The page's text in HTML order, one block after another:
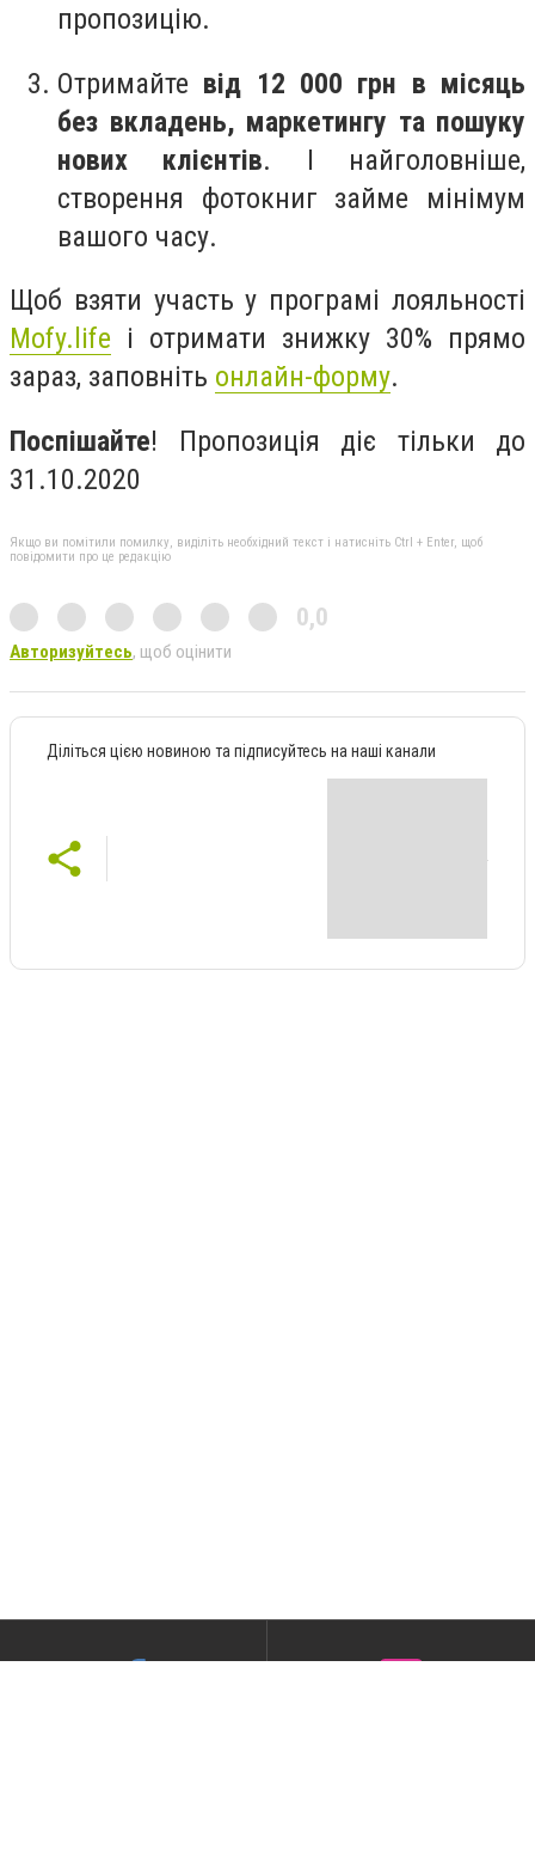
пропозицію.
Отримайте від 12 000 грн в місяць
без вкладень, маркетингу та пошуку
нових клієнтів. І найголовніше,
створення фотокниг займе мінімум
вашого часу.
Щоб взяти участь у програмі лояльності
Mofy.life і отримати знижку 30% прямо
зараз, заповніть онлайн-форму.
Поспішайте! Пропозиція діє тільки до
31.10.2020
Якщо ви помітили помилку, виділіть необхідний текст і натисніть Ctrl + Enter, щоб
повідомити про це редакцію
0,0
Авторизуйтесь, щоб оцінити
Діліться цією новиною та підписуйтесь на наші канали